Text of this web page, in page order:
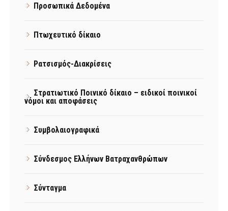
Προσωπικά Δεδομένα
Πτωχευτικό δίκαιο
Ρατσισμός-Διακρίσεις
Στρατιωτικό Ποινικό δίκαιο – ειδικοί ποινικοί
νόμοι και αποφάσεις
Συμβολαιογραφικά
Σύνδεσμος Ελλήνων Βατραχανθρώπων
Σύνταγμα